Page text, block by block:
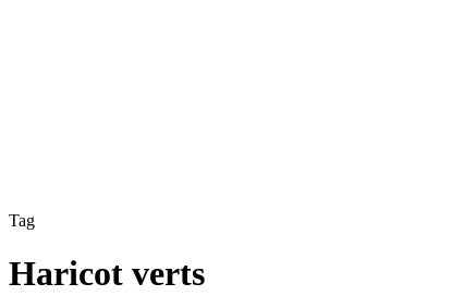
Tag
Haricot verts